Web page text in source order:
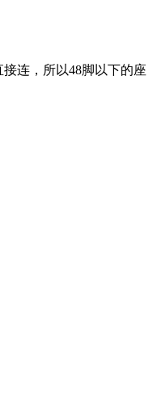
连，所以48脚以下的座